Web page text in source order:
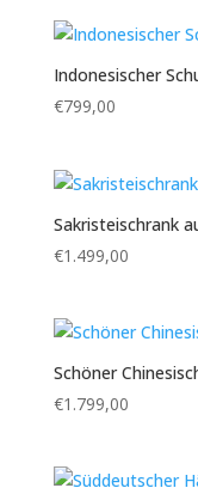
Indonesischer
€799,00
Sakristeischrank
€1.499,00
Schöner
€1.799,00